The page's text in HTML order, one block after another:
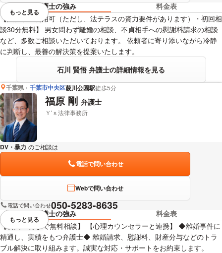
弁護士の強み
料金表
【法テラス利用可（ただし、法テラスの資力要件があります）・初回相
談30分無料】 男女問わず離婚の相談、不貞相手への慰謝料請求の相談
など、多数ご相談いただいております。 依頼者に寄り添いながら冷静
に判断し、最善の解決策を提案いたします。
石川 賢悟 弁護士の詳細情報を見る
視覚的に省略されている要素を
もっと見る
千葉県 千葉市中央区葭川公園駅徒歩5分
福原 剛 弁護士
Ｙ'ｓ法律事務所
DV・暴力 のご相談は
電話で問い合わせ
Webで問い合わせ
電話で問い合わせ050-5283-8635
弁護士の強み
料金表
【初回60分まで無料相談】 【心理カウンセラーと連携】 ◆離婚事件に
精通し、実績をもつ弁護士◆ 離婚請求、慰謝料、財産分与などのトラ
ブル解決に取り組みます。誠実な対応・サポートをお約束します。
視覚的に省略されている要素を
もっと見る